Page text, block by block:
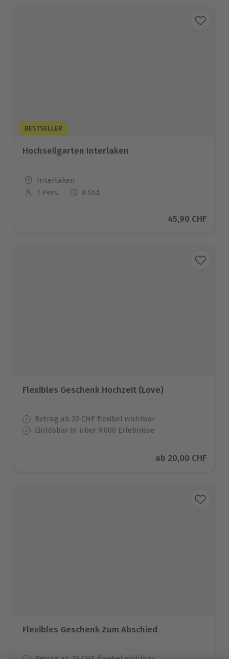
BESTSELLER
Hochseilgarten Interlaken
Standort
Interlaken
Anzahl der Teilnehmer
1 Pers. 8 Std
Aktueller Preis
45,90 CHF
Flexibles Geschenk Hochzeit (Love)
Betrag ab 20 CHF flexibel wählbar
Einlösbar in über 9.000 Erlebnisse
Aktueller Preis
ab 20,00 CHF
Flexibles Geschenk Zum Abschied